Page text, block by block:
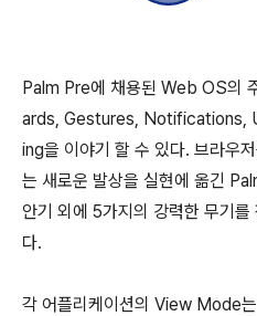
Palm Pre에 채용된 Web OS의
ards, Gestures, Notifications,
ing을 이야기 할 수 있다. 브라우
는 새로운 발상을 실현에 옮긴
안기 외에 5가지의 강력한 무기
다.
각 어플리케이션의 View Mode